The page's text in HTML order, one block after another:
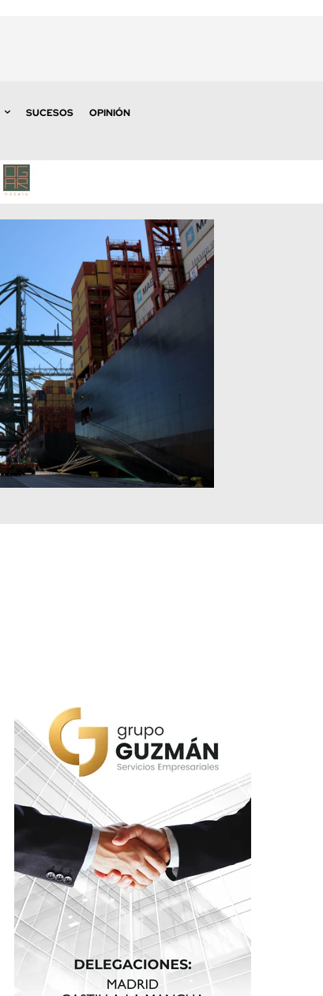
SUCESOS OPINIÓN